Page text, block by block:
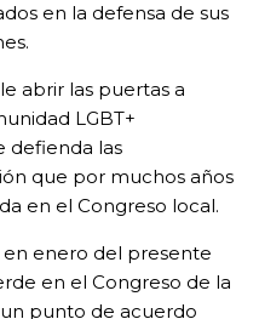
en la defensa de sus
abrir las puertas a
LGBT+
defienda las
que por muchos años
en el Congreso local.
enero del presente
en el Congreso de la
punto de acuerdo